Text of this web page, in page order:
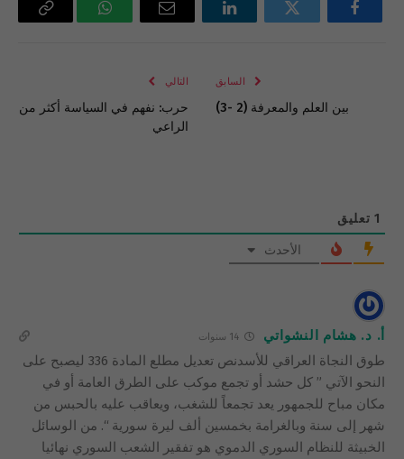
فيسبوك تويتر لينكدإن
البريد
واتساب Copy
السابق
بين العلم والمعرفة (2 -3)
التالي
حرب: نفهم في السياسة أكثر من
الراعي
1 تعليق
الأحدث
أ. د. هشام النشواتي 14 سنوات
طوق النجاة العراقي للأسدنص تعديل مطلع المادة 336 ليصبح على
النحو الآتي ” كل حشد أو تجمع موكب على الطرق العامة أو في
مكان مباح للجمهور يعد تجمعاً للشغب، ويعاقب عليه بالحبس من
شهر إلى سنة وبالغرامة بخمسين ألف ليرة سورية “. من الوسائل
الخبيثة للنظام السوري الدموي هو تفقير الشعب السوري نهائيا